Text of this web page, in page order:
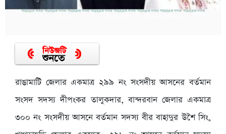
রাঙামাটি জেলার একমাত্র ২৯৯ নং সংসদীয় আসনের বর্তমান
সংসদ সদস্য দীপংকর তালুকদার, বান্দরবান জেলার একমাত্র
৩০০ নং সংসদীয় আসনে বর্তমান সদস্য বীর বাহাদুর উশৈ সিং,